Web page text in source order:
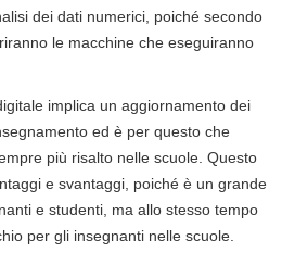
dei dati numerici, poiché secondo
le macchine che eseguiranno
implica un aggiornamento dei
ed è per questo che
più risalto nelle scuole. Questo
e svantaggi, poiché è un grande
e studenti, ma allo stesso tempo
per gli insegnanti nelle scuole.